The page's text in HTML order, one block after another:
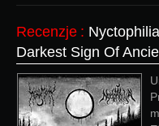
Recenzje :
Darkest Sign Of